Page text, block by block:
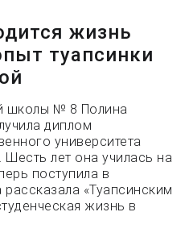
жизнь
туапсинки
школы № 8 Полина
диплом
университета
лет она училась на
поступила в
«Туапсинским
жизнь в